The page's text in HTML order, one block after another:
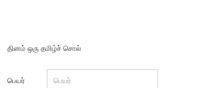
தினம் ஒரு தமிழ்ச் சொல்
பெயர்